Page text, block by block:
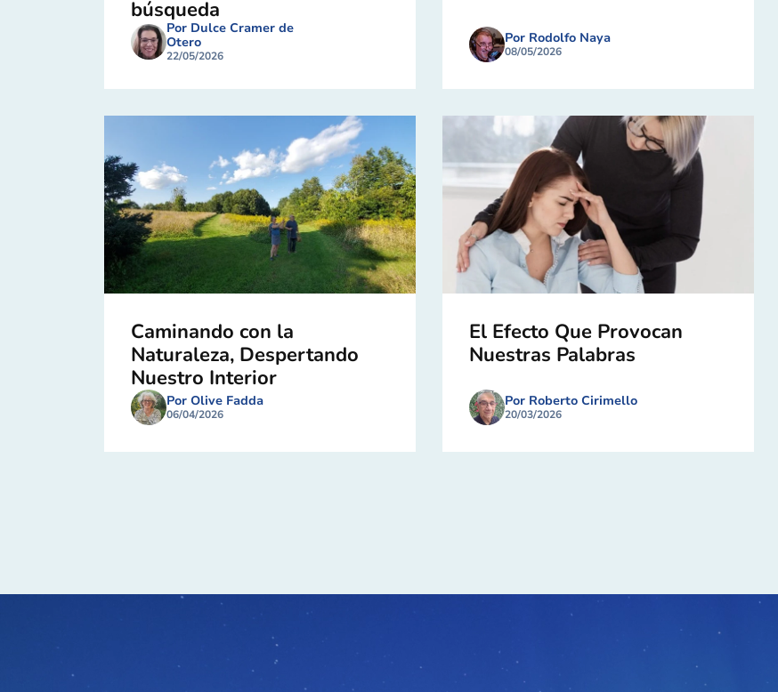
búsqueda
Por Dulce Cramer de
Otero
22/05/2026
Por Rodolfo Naya
08/05/2026
Caminando con la
Naturaleza, Despertando
Nuestro Interior
Por Olive Fadda
06/04/2026
El Efecto Que Provocan
Nuestras Palabras
Por Roberto Cirimello
20/03/2026